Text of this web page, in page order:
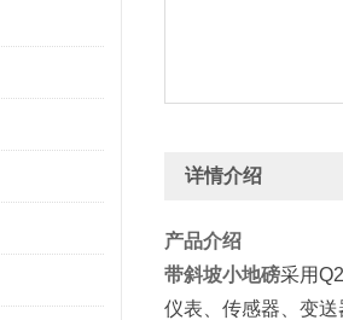
详情介绍
产品介绍
带斜坡小地磅采用
仪表、传感器、变